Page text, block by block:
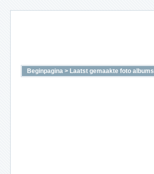
Beginpagina > Laatst gemaakte foto albums